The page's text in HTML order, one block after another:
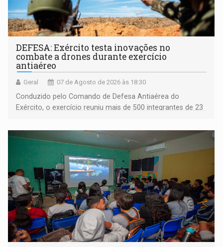
DEFESA: Exército testa inovações no
combate a drones durante exercício
antiaéreo
Geral 07 de Agosto de 2026 às 18:30
Conduzido pelo Comando de Defesa Antiaérea do
Exército, o exercício reuniu mais de 500 integrantes de 23